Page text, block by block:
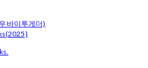
바이투게더)